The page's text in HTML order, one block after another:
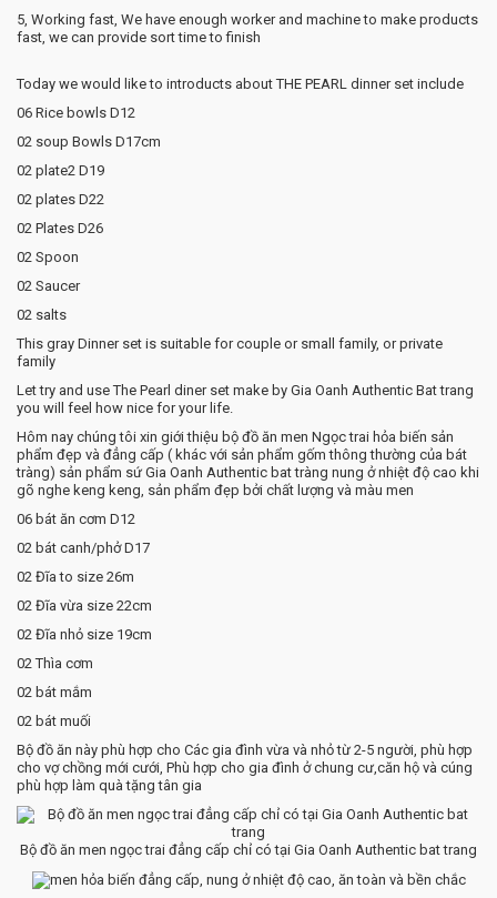
5, Working fast, We have enough worker and machine to make products
fast, we can provide sort time to finish
Today we would like to introducts about THE PEARL dinner set include
06 Rice bowls D12
02 soup Bowls D17cm
02 plate2 D19
02 plates D22
02 Plates D26
02 Spoon
02 Saucer
02 salts
This gray Dinner set is suitable for couple or small family, or private
family
Let try and use The Pearl diner set make by Gia Oanh Authentic Bat trang
you will feel how nice for your life.
Hôm nay chúng tôi xin giới thiệu bộ đồ ăn men Ngọc trai hỏa biến sản
phẩm đẹp và đẳng cấp ( khác với sản phẩm gốm thông thường của bát
tràng) sản phẩm sứ Gia Oanh Authentic bat tràng nung ở nhiệt độ cao khi
gõ nghe keng keng, sản phẩm đẹp bởi chất lượng và màu men
06 bát ăn cơm D12
02 bát canh/phở D17
02 Đĩa to size 26m
02 Đĩa vừa size 22cm
02 Đĩa nhỏ size 19cm
02 Thìa cơm
02 bát mắm
02 bát muối
Bộ đồ ăn này phù hợp cho Các gia đình vừa và nhỏ từ 2-5 người, phù hợp
cho vợ chồng mới cưới, Phù hợp cho gia đình ở chung cư,căn hộ và cúng
phù hợp làm quà tặng tân gia
Bộ đồ ăn men ngọc trai đẳng cấp chỉ có tại Gia Oanh Authentic bat trang